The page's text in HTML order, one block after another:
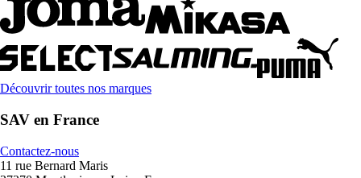
Découvrir toutes nos marques
SAV en France
Contactez-nous
11 rue Bernard Maris